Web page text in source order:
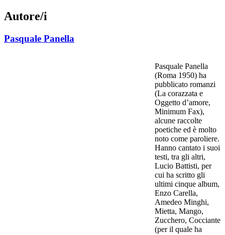
Autore/i
Pasquale Panella
Pasquale Panella
(Roma 1950) ha
pubblicato romanzi
(La corazzata e
Oggetto d’amore,
Minimum Fax),
alcune raccolte
poetiche ed è molto
noto come paroliere.
Hanno cantato i suoi
testi, tra gli altri,
Lucio Battisti, per
cui ha scritto gli
ultimi cinque album,
Enzo Carella,
Amedeo Minghi,
Mietta, Mango,
Zucchero, Cocciante
(per il quale ha